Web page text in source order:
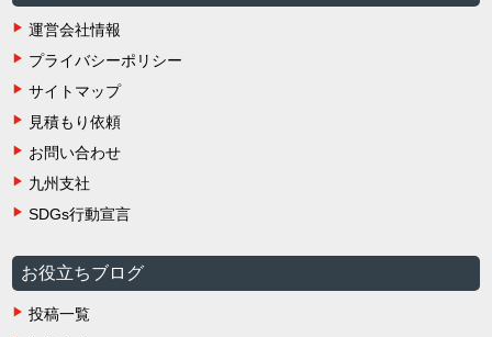
運営会社情報
プライバシーポリシー
サイトマップ
見積もり依頼
お問い合わせ
九州支社
SDGs行動宣言
お役立ちブログ
投稿一覧